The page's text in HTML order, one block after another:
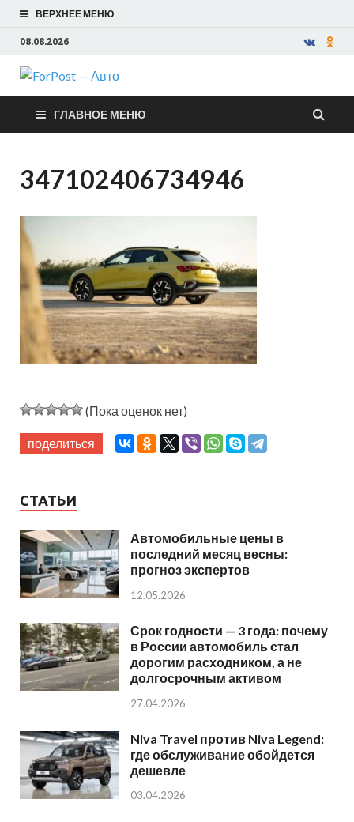
ВЕРХНЕЕ МЕНЮ
08.08.2026
ForPost —
Авто
ГЛАВНОЕ МЕНЮ
347102406734946
(Пока оценок нет)
поделиться
СТАТЬИ
Автомобильные цены в
последний месяц весны:
прогноз экспертов
12.05.2026
Срок годности — 3 года: почему
в России автомобиль стал
дорогим расходником, а не
долгосрочным активом
27.04.2026
Niva Travel против Niva Legend:
где обслуживание обойдется
дешевле
03.04.2026